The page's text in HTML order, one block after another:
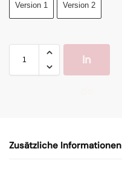
Version 1 Version 2
In
W
Zusätzliche Informationen